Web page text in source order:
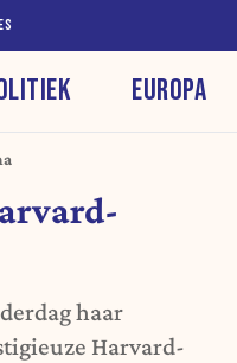
EUROPA
haar
Harvard-